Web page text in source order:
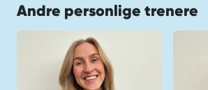
Andre personlige trenere